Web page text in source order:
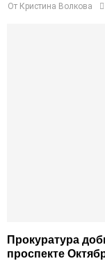
От Кристина Волкова
Прокуратура
проспекте